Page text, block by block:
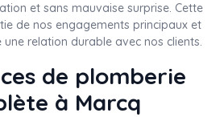
et sans mauvaise surprise. Cette
de nos engagements principaux et
relation durable avec nos clients.
de plomberie
à Marcq